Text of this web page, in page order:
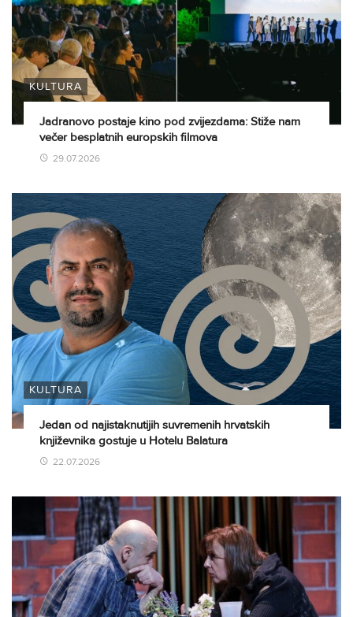
KULTURA
Jadranovo postaje kino pod zvijezdama: Stiže nam
večer besplatnih europskih filmova
29.07.2026
KULTURA
Jedan od najistaknutijih suvremenih hrvatskih
književnika gostuje u Hotelu Balatura
22.07.2026